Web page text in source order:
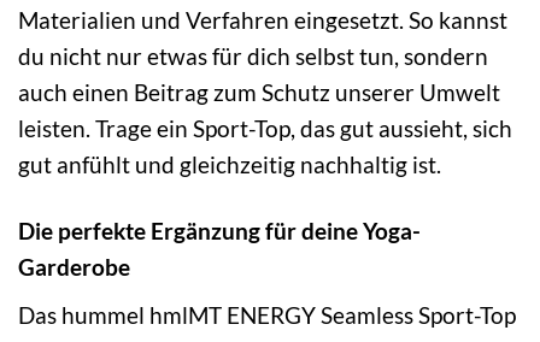
Materialien und Verfahren eingesetzt. So kannst
du nicht nur etwas für dich selbst tun, sondern
auch einen Beitrag zum Schutz unserer Umwelt
leisten. Trage ein Sport-Top, das gut aussieht, sich
gut anfühlt und gleichzeitig nachhaltig ist.
Die perfekte Ergänzung für deine Yoga-
Garderobe
Das hummel hmlMT ENERGY Seamless Sport-Top